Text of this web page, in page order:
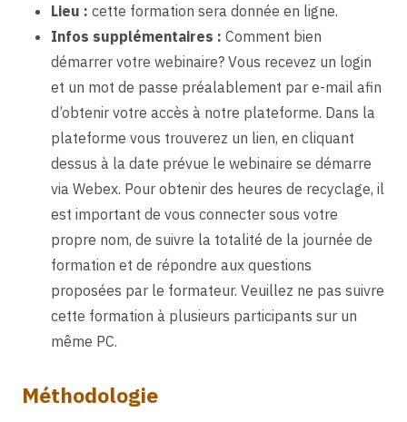
Lieu : cette formation sera donnée en ligne.
Infos supplémentaires : Comment bien
démarrer votre webinaire? Vous recevez un login
et un mot de passe préalablement par e-mail afin
d’obtenir votre accès à notre plateforme. Dans la
plateforme vous trouverez un lien, en cliquant
dessus à la date prévue le webinaire se démarre
via Webex. Pour obtenir des heures de recyclage, il
est important de vous connecter sous votre
propre nom, de suivre la totalité de la journée de
formation et de répondre aux questions
proposées par le formateur. Veuillez ne pas suivre
cette formation à plusieurs participants sur un
même PC.
Méthodologie